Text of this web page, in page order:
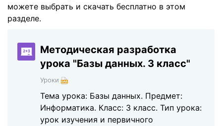
можете выбрать и скачать бесплатно в этом
разделе.
Методическая разработка
урока "Базы данных. 3 класс"
Уроки
Тема урока: Базы данных. Предмет:
Информатика. Класс: 3 класс. Тип урока:
урок изучения и первичного